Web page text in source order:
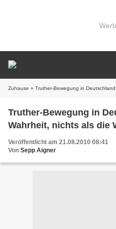
Zuhause » Truther-Bewegung in
Truther-Bewegung in
Wahrheit, nichts als die
Veröffentlicht am 21.08.2010 08:41
Von Sepp Aigner